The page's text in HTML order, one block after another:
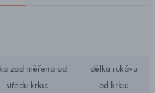
zad měřena od
středu krku:
délka rukávu
od krku: